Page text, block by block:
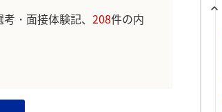
・面接体験記、 208件の内